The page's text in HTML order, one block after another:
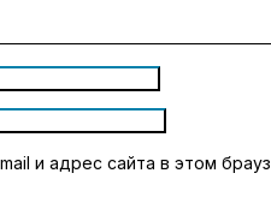
и адрес сайта в этом